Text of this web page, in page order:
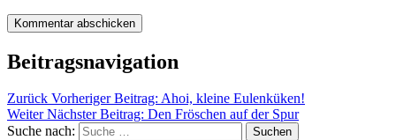
Beitragsnavigation
Zurück Vorheriger Beitrag: Ahoi, kleine Eulenküken!
Weiter Nächster Beitrag: Den Fröschen auf der Spur
Suche nach:
Suchen